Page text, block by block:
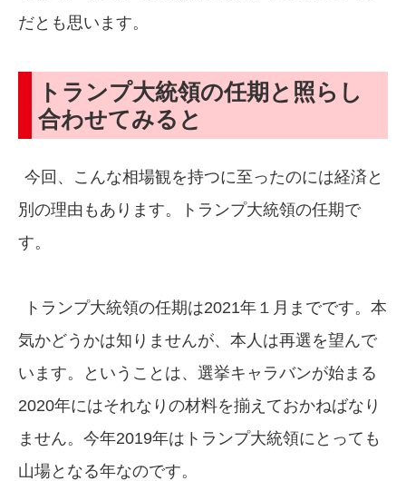
だとも思います。
トランプ大統領の任期と照らし
合わせてみると
今回、こんな相場観を持つに至ったのには経済と
別の理由もあります。トランプ大統領の任期で
す。
トランプ大統領の任期は2021年１月までです。本
気かどうかは知りませんが、本人は再選を望んで
います。ということは、選挙キャラバンが始まる
2020年にはそれなりの材料を揃えておかねばなり
ません。今年2019年はトランプ大統領にとっても
山場となる年なのです。